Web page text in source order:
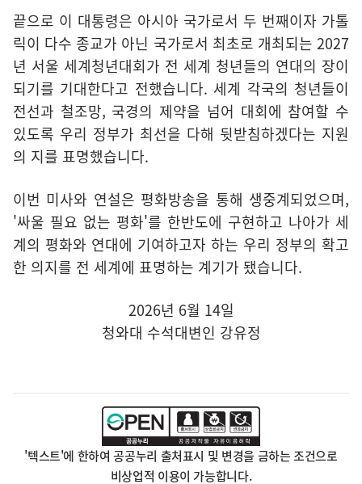
끝으로 이 대통령은 아시아 국가로서 두 번째이자 가톨
릭이 다수 종교가 아닌 국가로서 최초로 개최되는 2027
년 서울 세계청년대회가 전 세계 청년들의 연대의 장이
되기를 기대한다고 전했습니다. 세계 각국의 청년들이
전선과 철조망, 국경의 제약을 넘어 대회에 참여할 수
있도록 우리 정부가 최선을 다해 뒷받침하겠다는 지원
의 지를 표명했습니다.
이번 미사와 연설은 평화방송을 통해 생중계되었으며,
'싸울 필요 없는 평화'를 한반도에 구현하고 나아가 세
계의 평화와 연대에 기여하고자 하는 우리 정부의 확고
한 의지를 전 세계에 표명하는 계기가 됐습니다.
2026년 6월 14일
청와대 수석대변인 강유정
'텍스트'에 한하여 공공누리 출처표시 및 변경을 금하는 조건으로
비상업적 이용이 가능합니다.